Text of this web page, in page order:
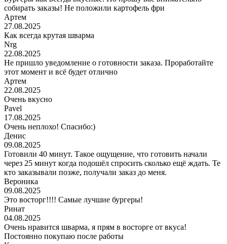
собирать заказы! Не положили картофель фри
Артем
27.08.2025
Как всегда крутая шварма
Nrg
22.08.2025
Не пришло уведомление о готовности заказа. Проработайте
этот момент и всё будет отлично
Артем
22.08.2025
Очень вкусно
Pavel
17.08.2025
Очень неплохо! Спасибо:)
Денис
09.08.2025
Готовили 40 минут. Такое ощущение, что готовить начали
через 25 минут когда подошёл спросить сколько ещё ждать. Те
кто заказывали позже, получали заказ до меня.
Вероника
09.08.2025
Это восторг!!!! Самые лучшие бургеры!
Ринат
04.08.2025
Очень нравится шварма, я прям в восторге от вкуса!
Постоянно покупаю после работы